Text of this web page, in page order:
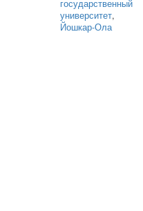
государственный
университет,
Йошкар-Ола